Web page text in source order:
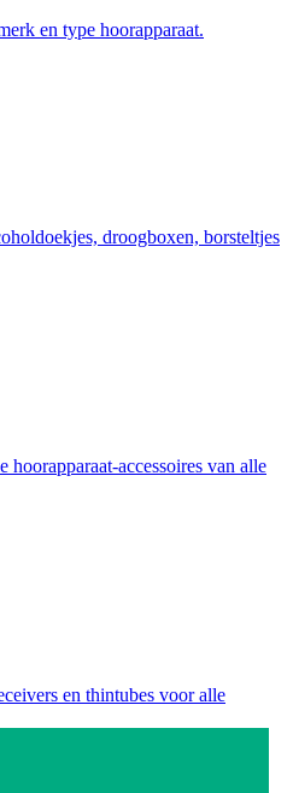
en type hoorapparaat.
droogboxen, borsteltjes
hoorapparaat-accessoires van alle
en thintubes voor alle